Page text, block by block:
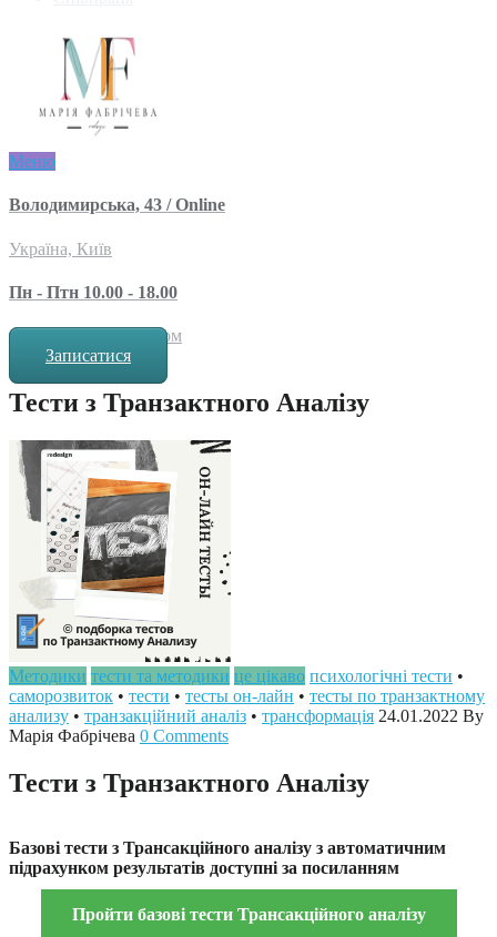
Меню
Володимирська, 43 / Online
Україна, Київ
Пн - Птн 10.00 - 18.00
за попереднім записом
Записатися
Тести з Транзактного Аналізу
Методики тести та методики це цікаво психологічні тести •
саморозвиток • тести • тесты он-лайн • тесты по транзактному
анализу • транзакційний аналіз • трансформація 24.01.2022 By
Марія Фабрічева 0 Comments
Тести з Транзактного Аналізу
Базові тести з Трансакційного аналізу з автоматичним
підрахунком результатів доступні за посиланням
Пройти базові тести Трансакційного аналізу